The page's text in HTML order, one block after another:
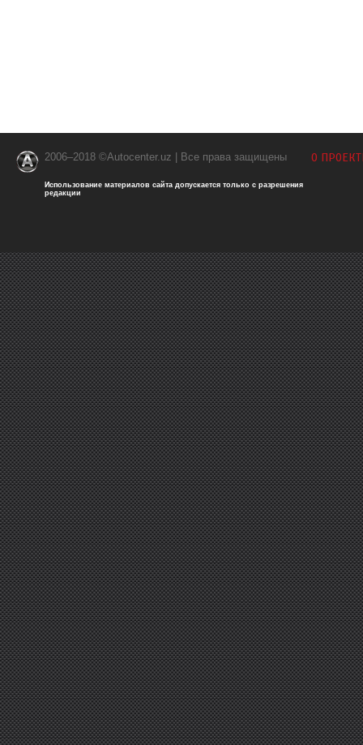
2006–2018 ©Autocenter.uz | Все права защищены
Использование материалов сайта допускается только с разрешения
редакции
О